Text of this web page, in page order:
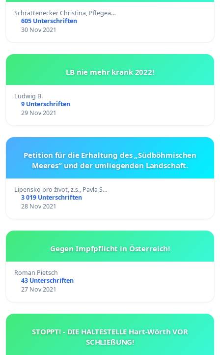
Schrattenecker Christina, Pflegea…
605 Unterschriften
30 Nov 2021
LB nie mehr krank 2022!
Ludwig B.
9 Unterschriften
29 Nov 2021
Petition für die Erhaltung des „Südböhmischen
Meeres“ und der umliegenden Landschaft.
Lipensko pro život, z.s., Pavla S…
3 019 Unterschriften
28 Nov 2021
Gegen Impfpflicht in Österreich!
Roman Pietsch
43 Unterschriften
27 Nov 2021
STOPPT! - DIE HALTESTELLE Hart-Wörth VOR
SCHLIEßUNG!